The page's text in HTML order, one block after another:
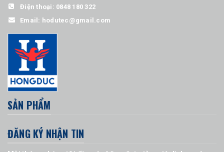
Điện thoại: 0848 180 322
Email: hodutec@gmail.com
SẢN PHẨM
ĐĂNG KÝ NHẬN TIN